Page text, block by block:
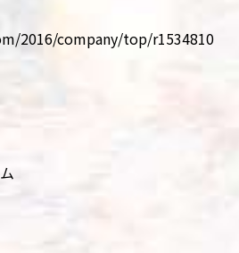
2016/company/top/r1534810